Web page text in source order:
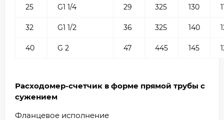
25 G1 1/4 29 325 130
32 G1 1/2 36 325 140
40 G 2 47 445 145
Расходомер-счетчик в форме прямой трубы с
сужением
Фланцевое исполнение